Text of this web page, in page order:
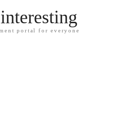
portal for everyone